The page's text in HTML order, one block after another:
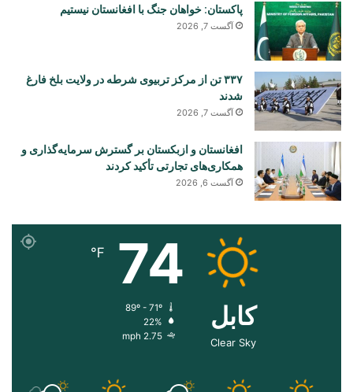
پاکستان: خواهان جنگ با افغانستان نیستیم
آگست 7, 2026
۳۳۷ تن از مرکز تربیوی شرطه در ولایت بلخ فارغ
شدند
آگست 7, 2026
افغانستان و ازبکستان بر گسترش سرمایه‌گذاری و
همکاری‌های تجارتی تأکید کردند
آگست 6, 2026
کابل
Clear Sky
74
℉
22%
2.75 mph